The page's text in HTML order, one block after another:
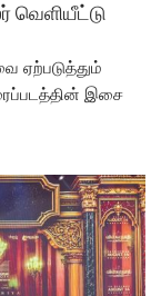
வெளியீட்டு
ஏற்படுத்தும்
இசை